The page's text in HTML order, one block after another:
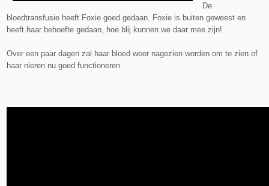
De
bloedtransfusie heeft Foxie goed gedaan. Foxie is buiten geweest en
heeft haar behoefte gedaan, hoe blij kunnen we daar mee zijn!
Over een paar dagen zal haar bloed weer nagezien worden om te zien of
haar nieren nu goed functioneren.